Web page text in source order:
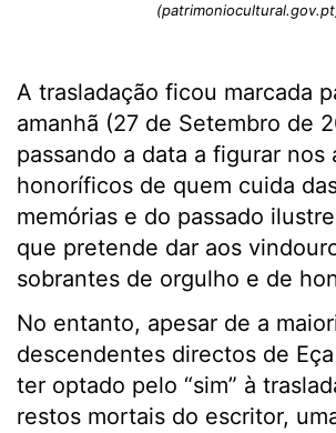
A trasladação ficou marcada
amanhã (27 de Setembro de
passando a data a figurar nos
honoríficos de quem cuida
memórias e do passado
que pretende dar aos
sobrantes de orgulho e de
No entanto, apesar de a
descendentes directos de
ter optado pelo “sim” à
restos mortais do escritor,